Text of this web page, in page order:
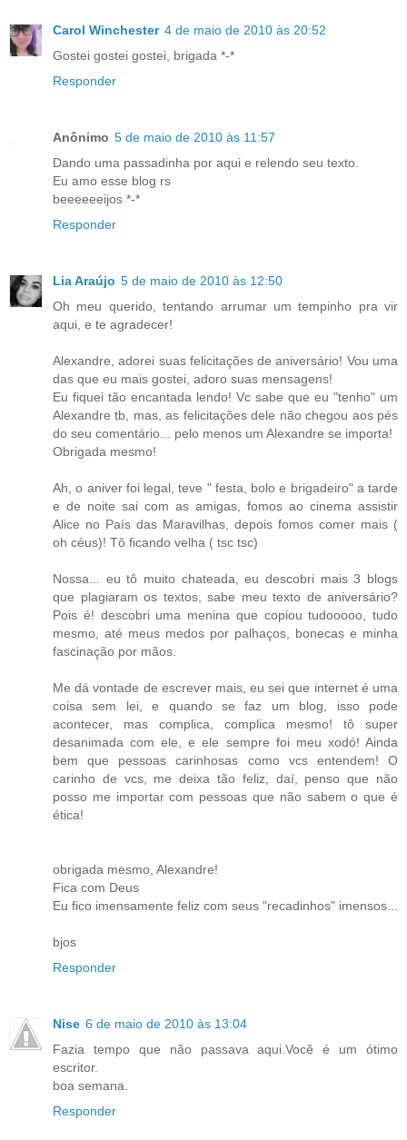
Carol Winchester 4 de maio de 2010 às 20:52
Gostei gostei gostei, brigada *-*
Responder
Anônimo 5 de maio de 2010 às 11:57
Dando uma passadinha por aqui e relendo seu texto.
Eu amo esse blog rs
beeeeeeijos *-*
Responder
Lia Araújo 5 de maio de 2010 às 12:50
Oh meu querido, tentando arrumar um tempinho pra vir
aqui, e te agradecer!
Alexandre, adorei suas felicitações de aniversário! Vou uma
das que eu mais gostei, adoro suas mensagens!
Eu fiquei tão encantada lendo! Vc sabe que eu "tenho" um
Alexandre tb, mas, as felicitações dele não chegou aos pés
do seu comentário... pelo menos um Alexandre se importa!
Obrigada mesmo!
Ah, o aniver foi legal, teve " festa, bolo e brigadeiro" a tarde
e de noite sai com as amigas, fomos ao cinema assistir
Alice no País das Maravilhas, depois fomos comer mais (
oh céus)! Tô ficando velha ( tsc tsc)
Nossa... eu tô muito chateada, eu descobri mais 3 blogs
que plagiaram os textos, sabe meu texto de aniversário?
Pois é! descobri uma menina que copiou tudooooo, tudo
mesmo, até meus medos por palhaços, bonecas e minha
fascinação por mãos.
Me dá vontade de escrever mais, eu sei que internet é uma
coisa sem lei, e quando se faz um blog, isso pode
acontecer, mas complica, complica mesmo! tô super
desanimada com ele, e ele sempre foi meu xodó! Ainda
bem que pessoas carinhosas como vcs entendem! O
carinho de vcs, me deixa tão feliz, daí, penso que não
posso me importar com pessoas que não sabem o que é
ética!
obrigada mesmo, Alexandre!
Fica com Deus
Eu fico imensamente feliz com seus "recadinhos" imensos...
bjos
Responder
Nise 6 de maio de 2010 às 13:04
Fazia tempo que não passava aqui.Você é um ótimo
escritor.
boa semana.
Responder